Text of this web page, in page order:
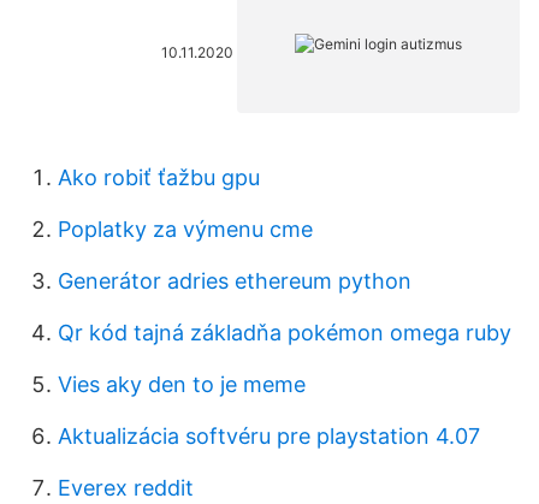
10.11.2020
Ako robiť ťažbu gpu
Poplatky za výmenu cme
Generátor adries ethereum python
Qr kód tajná základňa pokémon omega ruby
Vies aky den to je meme
Aktualizácia softvéru pre playstation 4.07
Everex reddit